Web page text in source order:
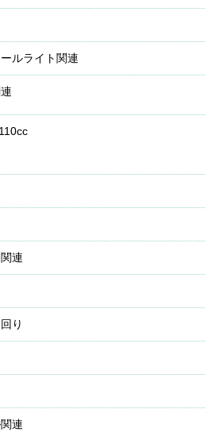
ルライト関連
連
り
連